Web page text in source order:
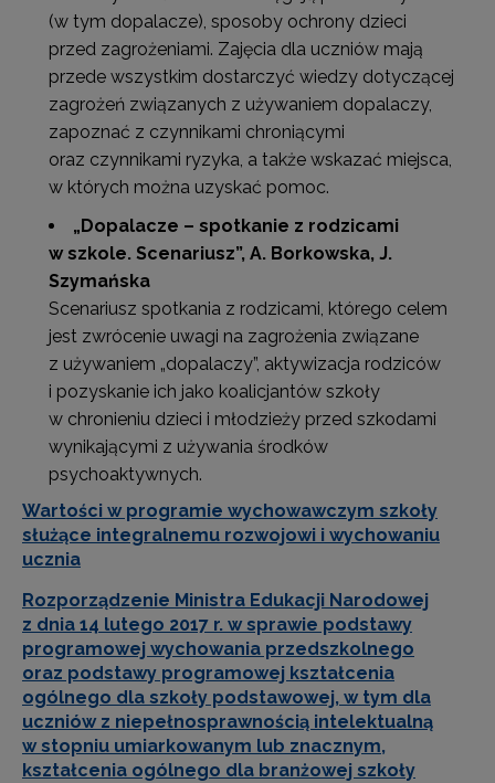
(w tym dopalacze), sposoby ochrony dzieci
przed zagrożeniami. Zajęcia dla uczniów mają
przede wszystkim dostarczyć wiedzy dotyczącej
zagrożeń związanych z używaniem dopalaczy,
zapoznać z czynnikami chroniącymi
oraz czynnikami ryzyka, a także wskazać miejsca,
w których można uzyskać pomoc.
„Dopalacze – spotkanie z rodzicami
w szkole. Scenariusz”, A. Borkowska, J.
Szymańska
Scenariusz spotkania z rodzicami, którego celem
jest zwrócenie uwagi na zagrożenia związane
z używaniem „dopalaczy”, aktywizacja rodziców
i pozyskanie ich jako koalicjantów szkoły
w chronieniu dzieci i młodzieży przed szkodami
wynikającymi z używania środków
psychoaktywnych.
Wartości w programie wychowawczym szkoły
służące integralnemu rozwojowi i wychowaniu
ucznia
Rozporządzenie Ministra Edukacji Narodowej
z dnia 14 lutego 2017 r. w sprawie podstawy
programowej wychowania przedszkolnego
oraz podstawy programowej kształcenia
ogólnego dla szkoły podstawowej, w tym dla
uczniów z niepełnosprawnością intelektualną
w stopniu umiarkowanym lub znacznym,
kształcenia ogólnego dla branżowej szkoły